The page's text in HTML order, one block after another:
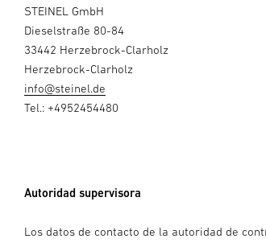
STEINEL GmbH
Dieselstraße 80-84
33442 Herzebrock-Clarholz
Herzebrock-Clarholz
info@steinel.de
Tel.: +4952454480
Autoridad supervisora
Los datos de contacto de la autoridad de